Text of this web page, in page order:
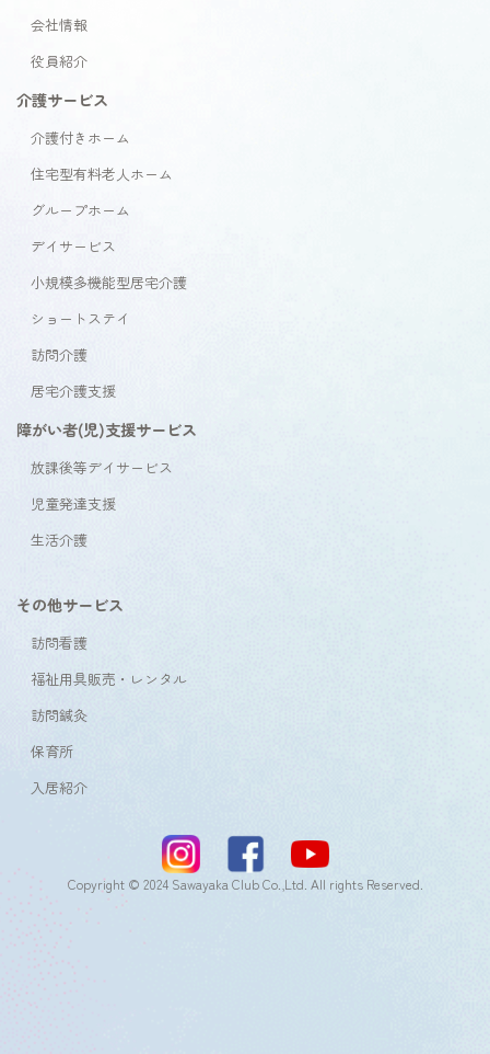
会社情報
役員紹介
介護サービス
介護付きホーム
住宅型有料老人ホーム
グループホーム
デイサービス
小規模多機能型居宅介護
ショートステイ
訪問介護
居宅介護支援
障がい者(児)支援サービス
放課後等デイサービス
児童発達支援
生活介護
その他サービス
訪問看護
福祉用具販売・レンタル
訪問鍼灸
保育所
入居紹介
Copyright © 2024 Sawayaka Club Co.,Ltd. All rights Reserved.